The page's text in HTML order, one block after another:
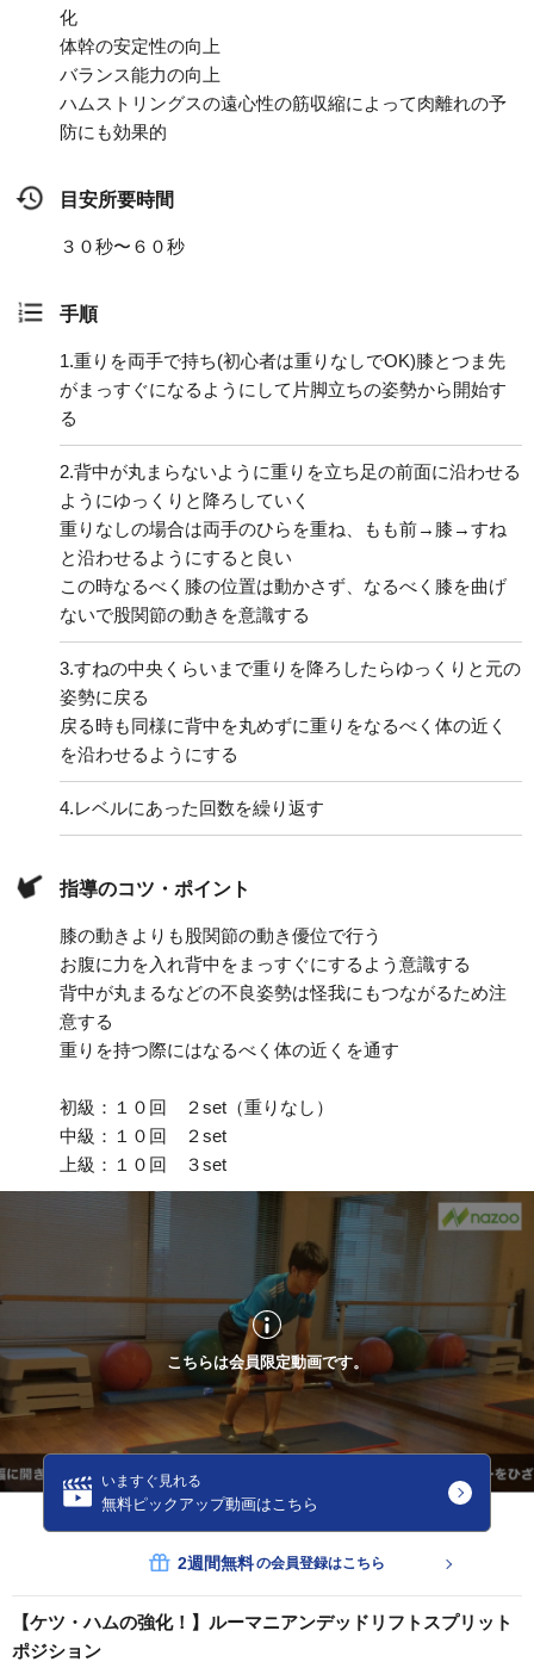
化
体幹の安定性の向上
バランス能力の向上
ハムストリングスの遠心性の筋収縮によって肉離れの予
防にも効果的
目安所要時間
３０秒〜６０秒
手順
1.重りを両手で持ち(初心者は重りなしでOK)膝とつま先
がまっすぐになるようにして片脚立ちの姿勢から開始す
る
2.背中が丸まらないように重りを立ち足の前面に沿わせる
ようにゆっくりと降ろしていく
重りなしの場合は両手のひらを重ね、もも前→膝→すね
と沿わせるようにすると良い
この時なるべく膝の位置は動かさず、なるべく膝を曲げ
ないで股関節の動きを意識する
3.すねの中央くらいまで重りを降ろしたらゆっくりと元の
姿勢に戻る
戻る時も同様に背中を丸めずに重りをなるべく体の近く
を沿わせるようにする
4.レベルにあった回数を繰り返す
指導のコツ・ポイント
膝の動きよりも股関節の動き優位で行う
お腹に力を入れ背中をまっすぐにするよう意識する
背中が丸まるなどの不良姿勢は怪我にもつながるため注
意する
重りを持つ際にはなるべく体の近くを通す
初級：１０回 ２set（重りなし）
中級：１０回 ２set
上級：１０回 ３set
こちらは会員限定動画です。
いますぐ見れる
無料ピックアップ動画はこちら
2週間無料の会員登録はこちら
【ケツ・ハムの強化！】ルーマニアンデッドリフトスプリット
ポジション